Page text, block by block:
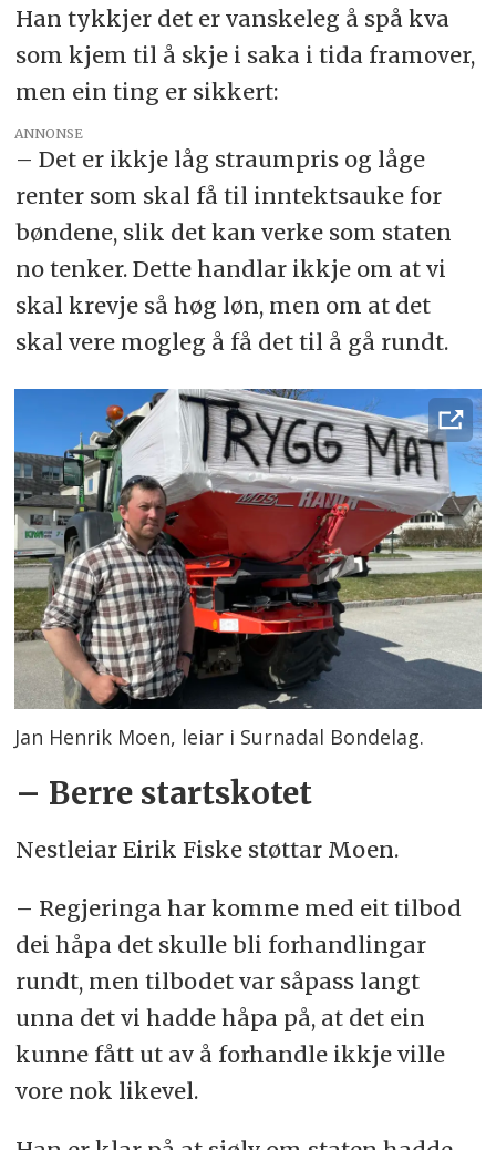
Han tykkjer det er vanskeleg å spå kva
som kjem til å skje i saka i tida framover,
men ein ting er sikkert:
ANNONSE
– Det er ikkje låg straumpris og låge
renter som skal få til inntektsauke for
bøndene, slik det kan verke som staten
no tenker. Dette handlar ikkje om at vi
skal krevje så høg løn, men om at det
skal vere mogleg å få det til å gå rundt.
Jan Henrik Moen, leiar i Surnadal Bondelag.
– Berre startskotet
Nestleiar Eirik Fiske støttar Moen.
– Regjeringa har komme med eit tilbod
dei håpa det skulle bli forhandlingar
rundt, men tilbodet var såpass langt
unna det vi hadde håpa på, at det ein
kunne fått ut av å forhandle ikkje ville
vore nok likevel.